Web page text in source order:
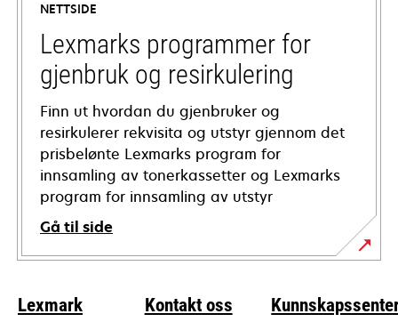
new
tab
NETTSIDE
Lexmarks programmer for
gjenbruk og resirkulering
Finn ut hvordan du gjenbruker og
resirkulerer rekvisita og utstyr gjennom det
prisbelønte Lexmarks program for
innsamling av tonerkassetter og Lexmarks
program for innsamling av utstyr
Gå til side
Lexmark Kontakt oss